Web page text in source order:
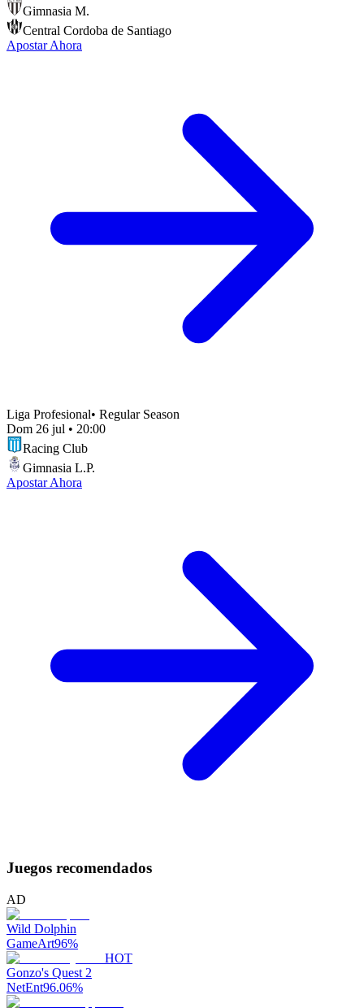
Gimnasia M.
Central Cordoba de Santiago
Apostar Ahora
Liga Profesional• Regular Season
Dom 26 jul • 20:00
Racing Club
Gimnasia L.P.
Apostar Ahora
Juegos recomendados
AD
Wild Dolphin
GameArt96%
HOT
Gonzo's Quest 2
NetEnt96.06%